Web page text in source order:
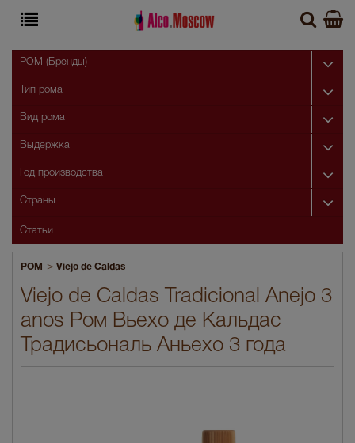
РОМ > Viejo de Caldas
Viejo de Caldas Tradicional Anejo 3
anos Ром Вьехо де Кальдас
Традисьональ Аньехо 3 года
РОМ (Бренды)
Тип рома
Вид рома
Выдержка
Год производства
Страны
Статьи